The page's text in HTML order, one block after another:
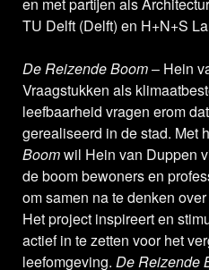
TU Delft (Delft) en H+N+S
De Reizende Boom– Hein
Vraagstukken als
leefbaarheid vragen erom
gerealiseerd in de stad. Met
Boomwil Hein van Duppen
de boom bewoners en
om samen na te denken
Het project inspireert en
actief in te zetten voor het
leefomgeving. De Reizende